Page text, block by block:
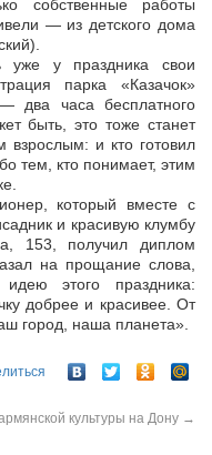
собственные работы
— из детского дома
уже у праздника свои
парка «Казачок»
два часа бесплатного
быть, это тоже станет
и кто готовил
тем, кто понимает, этим
который вместе с
и красивую клумбу
153, получил диплом
на прощание слова,
этого праздника:
добрее и красивее. От
город, наша планета».
культуры на Дону →